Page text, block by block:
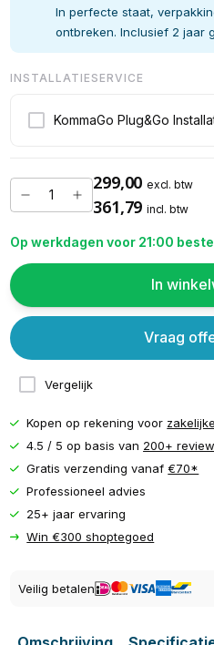
In perfecte staat,
ontbreken. Inclusief 2 jaar
INSTALLATIESERVICE
KommaGo Plug&Go
299,00 excl. btw
361,79 incl. btw
Op werkdagen voor 21:00
In
Vergelijk
Vraag
Kopen op rekening voor
4.5 / 5 op basis van 200+
Gratis verzending vanaf€70*
Professioneel advies
25+ jaar ervaring
Win €300 shoptegoed
Veilig betalen